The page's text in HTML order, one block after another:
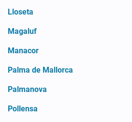
Lloseta
Magaluf
Manacor
Palma de Mallorca
Palmanova
Pollensa